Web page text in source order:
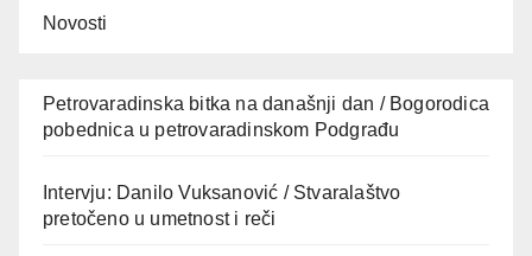
Novosti
Petrovaradinska bitka na današnji dan / Bogorodica
pobednica u petrovaradinskom Podgrađu
Intervju: Danilo Vuksanović / Stvaralaštvo
pretočeno u umetnost i reči